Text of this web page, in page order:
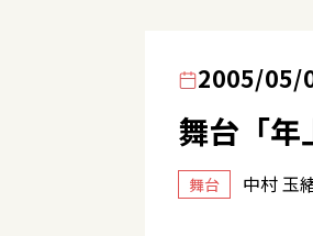
2005/05/
舞台「年
舞台 中村 玉